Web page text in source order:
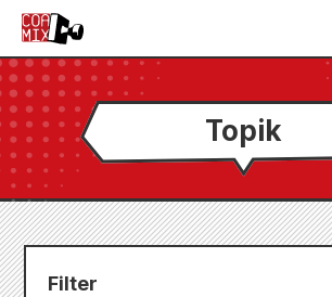
Topik
Filter